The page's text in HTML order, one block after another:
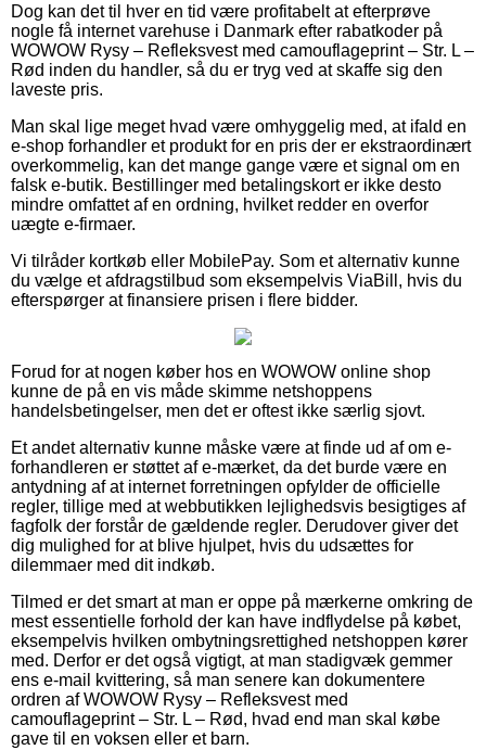
Dog kan det til hver en tid være profitabelt at efterprøve
nogle få internet varehuse i Danmark efter rabatkoder på
WOWOW Rysy – Refleksvest med camouflageprint – Str. L –
Rød inden du handler, så du er tryg ved at skaffe sig den
laveste pris.
Man skal lige meget hvad være omhyggelig med, at ifald en
e-shop forhandler et produkt for en pris der er ekstraordinært
overkommelig, kan det mange gange være et signal om en
falsk e-butik. Bestillinger med betalingskort er ikke desto
mindre omfattet af en ordning, hvilket redder en overfor
uægte e-firmaer.
Vi tilråder kortkøb eller MobilePay. Som et alternativ kunne
du vælge et afdragstilbud som eksempelvis ViaBill, hvis du
efterspørger at finansiere prisen i flere bidder.
Forud for at nogen køber hos en WOWOW online shop
kunne de på en vis måde skimme netshoppens
handelsbetingelser, men det er oftest ikke særlig sjovt.
Et andet alternativ kunne måske være at finde ud af om e-
forhandleren er støttet af e-mærket, da det burde være en
antydning af at internet forretningen opfylder de officielle
regler, tillige med at webbutikken lejlighedsvis besigtiges af
fagfolk der forstår de gældende regler. Derudover giver det
dig mulighed for at blive hjulpet, hvis du udsættes for
dilemmaer med dit indkøb.
Tilmed er det smart at man er oppe på mærkerne omkring de
mest essentielle forhold der kan have indflydelse på købet,
eksempelvis hvilken ombytningsrettighed netshoppen kører
med. Derfor er det også vigtigt, at man stadigvæk gemmer
ens e-mail kvittering, så man senere kan dokumentere
ordren af WOWOW Rysy – Refleksvest med
camouflageprint – Str. L – Rød, hvad end man skal købe
gave til en voksen eller et barn.